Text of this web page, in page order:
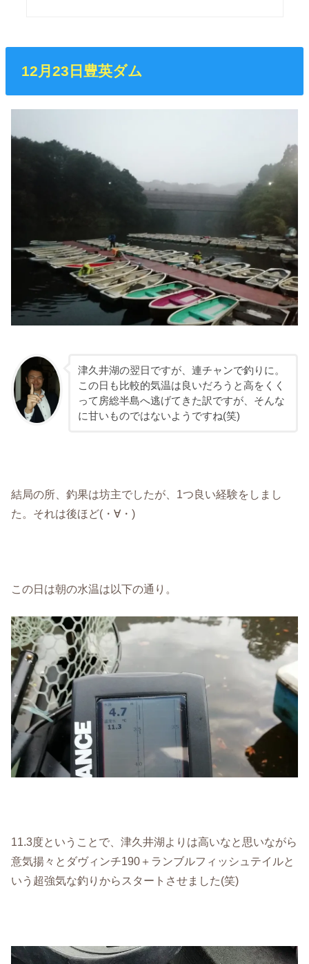
12月23日豊英ダム
津久井湖の翌日ですが、連チャンで釣りに。
この日も比較的気温は良いだろうと高をくく
って房総半島へ逃げてきた訳ですが、そんな
に甘いものではないようですね(笑)
結局の所、釣果は坊主でしたが、1つ良い経験をしまし
た。それは後ほど(・∀・)
この日は朝の水温は以下の通り。
11.3度ということで、津久井湖よりは高いなと思いながら
意気揚々とダヴィンチ190＋ランブルフィッシュテイルと
いう超強気な釣りからスタートさせました(笑)